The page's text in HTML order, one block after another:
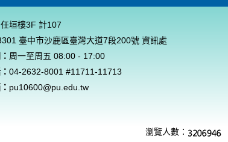
瀏覽人數：
任垣樓3F 計107
臺中市沙鹿區臺灣大道7段200號 資訊處
周一至周五 08:00 - 17:00
04-2632-8001 #11711-11713
pu10600@pu.edu.tw